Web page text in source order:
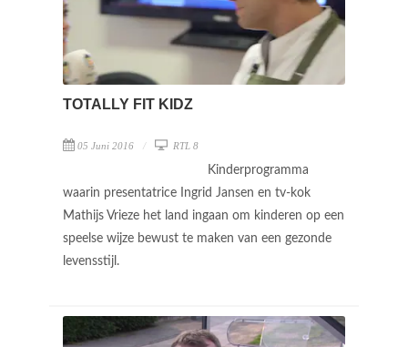
TOTALLY FIT KIDZ
05 Juni 2016 RTL 8
Kinderprogramma
waarin presentatrice Ingrid Jansen en tv-kok
Mathijs Vrieze het land ingaan om kinderen op een
speelse wijze bewust te maken van een gezonde
levensstijl.